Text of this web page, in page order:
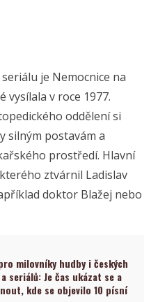
je Nemocnice na
vysílala v roce 1977.
oddělení si
silným postavám a
prostředí. Hlavní
ztvárnil Ladislav
doktor Blažej nebo
milovníky hudby i českých
seriálů: Je čas ukázat se a
kde se objevilo 10 písní